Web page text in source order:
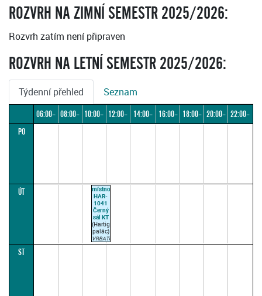
ROZVRH NA ZIMNÍ SEMESTR 2025/2026:
Rozvrh zatím není připraven
ROZVRH NA LETNÍ SEMESTR 2025/2026:
Týdenní přehled Seznam
06:00– 08:00– 10:00– 12:00–
14:00–
16:00– 18:00– 20:00– 22:00–
PO
ÚT
místnost
HAR-
1041
Černý
sál KT
(Hartigovský
palác)
VRBATOVÁ
FRIČOVÁ
ST